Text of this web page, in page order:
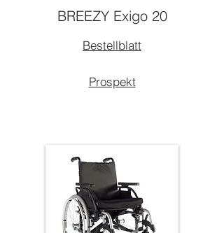
BREEZY Exigo 20
Bestellblatt
Prospekt